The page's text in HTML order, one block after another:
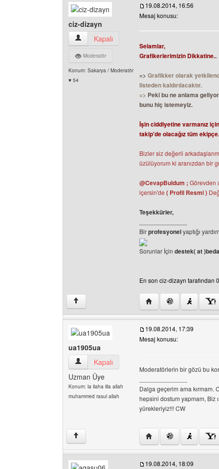
ciz-dizayn
ciz-dizayn Kullanıcının profilini görüntüle
Kapalı
Moderatör
Konum: Sakarya / Moderatör
♥ 54
19.08.2014, 16:56
Mesaj konusu:
Selamlar,
Grafikerlerimizin Dikkatine..
=> Grafikker olarak
listeden kaldırılacaktır.
=> Peki bu ne anlama
bunu hiç istemeyiz.
İşin ciddiyetine varmanız
takip'de olacağız tüm
Bizler siz değerli
üzülüyorum ki aranızdan bir
@CevapBuldum ; Görevden
içersin'de ( Profil Resmi )
Teşekkürler,
Birprofesyonelyaptığı
Sorunlar İçin destek( at
En son ciz-dizayn
↑ Yazarın web sitesini
ua1905ua
ua1905ua Kullanıcının profilini görüntüle
Kapalı
Uzman Üye
Konum: la ilaha illa allah
muhammed rasul allah
19.08.2014, 17:39
Mesaj konusu:
Moderatörlerin bir gözü bu
Dalga geçerim ama kırmam.
hepsini dostum yapmam, Biz
yürekleriyiz!!! CW
↑ Yazarın web sitesini
19.08.2014, 18:09